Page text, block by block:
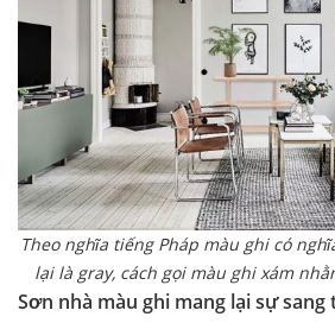
Theo nghĩa tiếng Pháp màu ghi có
lại là gray, cách gọi màu ghi xám
Sơn nhà màu ghi mang lại sự